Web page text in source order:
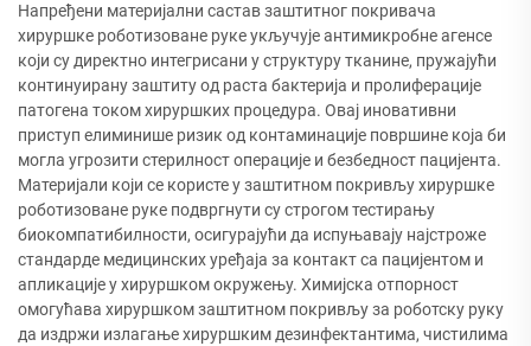
Напређени материјални састав заштитног покривача
хируршке роботизоване руке укључује антимикробне агенсе
који су директно интегрисани у структуру тканине, пружајући
континуирану заштиту од раста бактерија и пролиферације
патогена током хируршких процедура. Овај иновативни
приступ елиминише ризик од контаминације површине која би
могла угрозити стерилност операције и безбедност пацијента.
Материјали који се користе у заштитном покривљу хируршке
роботизоване руке подвргнути су строгом тестирању
биокомпатибилности, осигурајући да испуњавају најстроже
стандарде медицинских уређаја за контакт са пацијентом и
апликације у хируршком окружењу. Химијска отпорност
омогућава хируршком заштитном покривљу за роботску руку
да издржи излагање хируршким дезинфектантима, чистилима